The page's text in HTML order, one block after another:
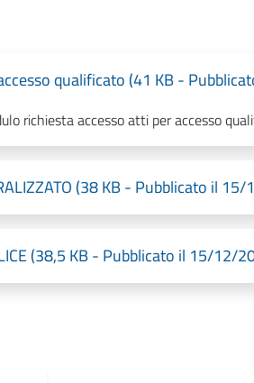
qualificato (41 KB -
richiesta accesso atti per accesso
(38 KB - Pubblicato il
(38,5 KB - Pubblicato il 15/12/